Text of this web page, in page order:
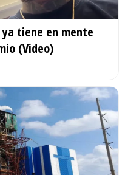
tiene en mente
(Video)